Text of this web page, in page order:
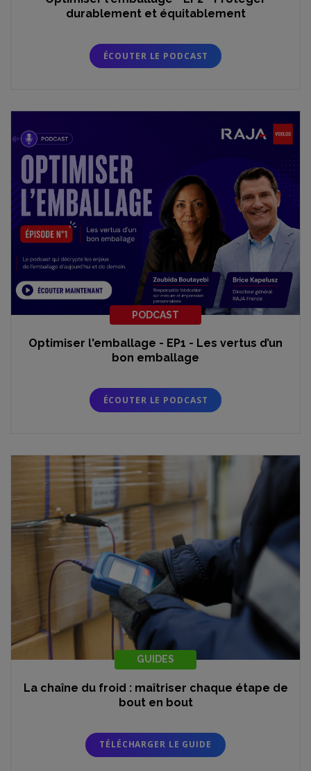
durablement et équitablement
ÉCOUTER LE PODCAST
PODCAST
Optimiser l'emballage - EP1 - Les vertus d’un
bon emballage
ÉCOUTER LE PODCAST
GUIDES
La chaîne du froid : maîtriser chaque étape de
bout en bout
TÉLÉCHARGER LE GUIDE